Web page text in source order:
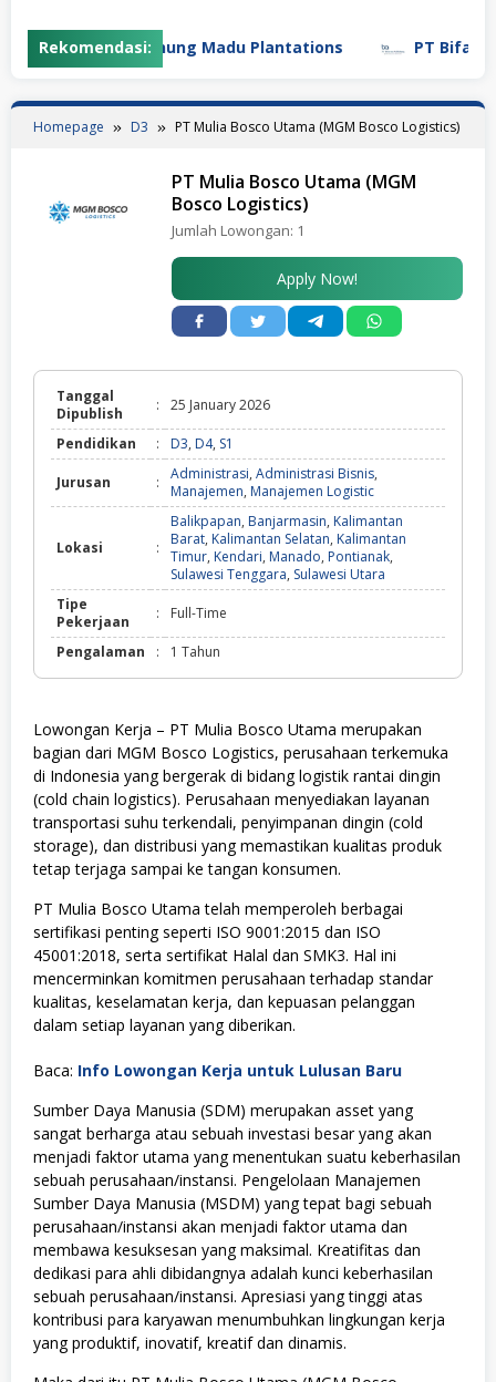
Rekomendasi:
PT Gunung Madu Plantations PT Bifarma
Homepage D3 PT Mulia Bosco Utama (MGM Bosco Logistics)
PT Mulia Bosco Utama (MGM
Bosco Logistics)
Jumlah Lowongan: 1
Apply Now!
Tanggal
Dipublish
: 25 January 2026
Pendidikan : D3, D4, S1
Jurusan : Administrasi, Administrasi Bisnis,
Manajemen, Manajemen Logistic
Lokasi :
Balikpapan, Banjarmasin, Kalimantan
Barat, Kalimantan Selatan, Kalimantan
Timur, Kendari, Manado, Pontianak,
Sulawesi Tenggara, Sulawesi Utara
Tipe
Pekerjaan
: Full-Time
Pengalaman : 1 Tahun
Lowongan Kerja – PT Mulia Bosco Utama merupakan
bagian dari MGM Bosco Logistics, perusahaan terkemuka
di Indonesia yang bergerak di bidang logistik rantai dingin
(cold chain logistics). Perusahaan menyediakan layanan
transportasi suhu terkendali, penyimpanan dingin (cold
storage), dan distribusi yang memastikan kualitas produk
tetap terjaga sampai ke tangan konsumen.
PT Mulia Bosco Utama telah memperoleh berbagai
sertifikasi penting seperti ISO 9001:2015 dan ISO
45001:2018, serta sertifikat Halal dan SMK3. Hal ini
mencerminkan komitmen perusahaan terhadap standar
kualitas, keselamatan kerja, dan kepuasan pelanggan
dalam setiap layanan yang diberikan.
Baca: Info Lowongan Kerja untuk Lulusan Baru
Sumber Daya Manusia (SDM) merupakan asset yang
sangat berharga atau sebuah investasi besar yang akan
menjadi faktor utama yang menentukan suatu keberhasilan
sebuah perusahaan/instansi. Pengelolaan Manajemen
Sumber Daya Manusia (MSDM) yang tepat bagi sebuah
perusahaan/instansi akan menjadi faktor utama dan
membawa kesuksesan yang maksimal. Kreatifitas dan
dedikasi para ahli dibidangnya adalah kunci keberhasilan
sebuah perusahaan/instansi. Apresiasi yang tinggi atas
kontribusi para karyawan menumbuhkan lingkungan kerja
yang produktif, inovatif, kreatif dan dinamis.